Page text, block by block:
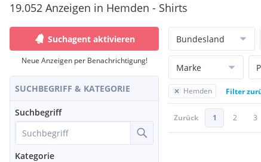
19.052 Anzeigen in Hemden - Shirts
Suchagent aktivieren
Neue Anzeigen per Benachrichtigung!
SUCHBEGRIFF & KATEGORIE
Suchbegriff
Kategorie
Bundesland
Marke
Hemden Filter
Zurück 1 2 3